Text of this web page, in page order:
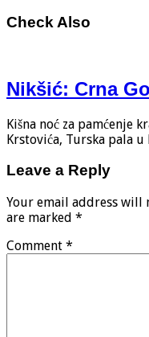
Check Also
Nikšić: Crna
Kišna noć za pamćenje
Krstovića, Turska pala
Leave a Reply
Your email address will
are marked *
Comment *